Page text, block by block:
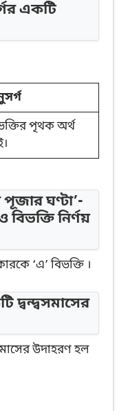
একটি
পৃথক অর্থ
ঘণ্টা’-
নির্ণয়
‘এ’ বিভক্তি ।
দ্বন্দ্বসমাসের
উদাহরণ হল